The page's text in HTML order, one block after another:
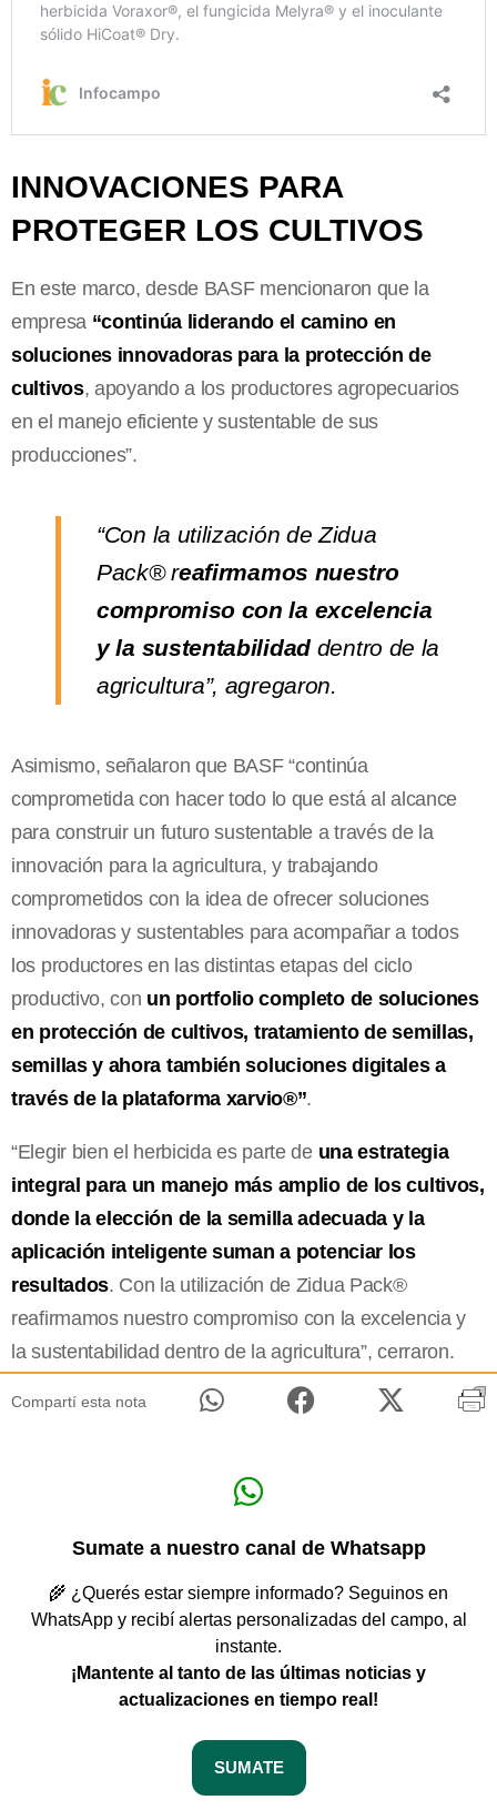
INNOVACIONES PARA
PROTEGER LOS CULTIVOS
En este marco, desde BASF mencionaron que la
empresa “continúa liderando el camino en
soluciones innovadoras para la protección de
cultivos, apoyando a los productores agropecuarios
en el manejo eficiente y sustentable de sus
producciones”.
“Con la utilización de Zidua
Pack® reafirmamos nuestro
compromiso con la excelencia
y la sustentabilidad dentro de la
agricultura”, agregaron.
Asimismo, señalaron que BASF “continúa
comprometida con hacer todo lo que está al alcance
para construir un futuro sustentable a través de la
innovación para la agricultura, y trabajando
comprometidos con la idea de ofrecer soluciones
innovadoras y sustentables para acompañar a todos
los productores en las distintas etapas del ciclo
productivo, con un portfolio completo de soluciones
en protección de cultivos, tratamiento de semillas,
semillas y ahora también soluciones digitales a
través de la plataforma xarvio®”.
“Elegir bien el herbicida es parte de una estrategia
integral para un manejo más amplio de los cultivos,
donde la elección de la semilla adecuada y la
aplicación inteligente suman a potenciar los
resultados. Con la utilización de Zidua Pack®
reafirmamos nuestro compromiso con la excelencia y
la sustentabilidad dentro de la agricultura”, cerraron.
Compartí esta nota
Sumate a nuestro canal de Whatsapp
🌾 ¿Querés estar siempre informado? Seguinos en
WhatsApp y recibí alertas personalizadas del campo, al
instante.
¡Mantente al tanto de las últimas noticias y
actualizaciones en tiempo real!
SUMATE